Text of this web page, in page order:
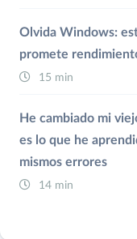
Olvida Windows:
promete
15 min
He cambiado mi
es lo que he
mismos errores
14 min